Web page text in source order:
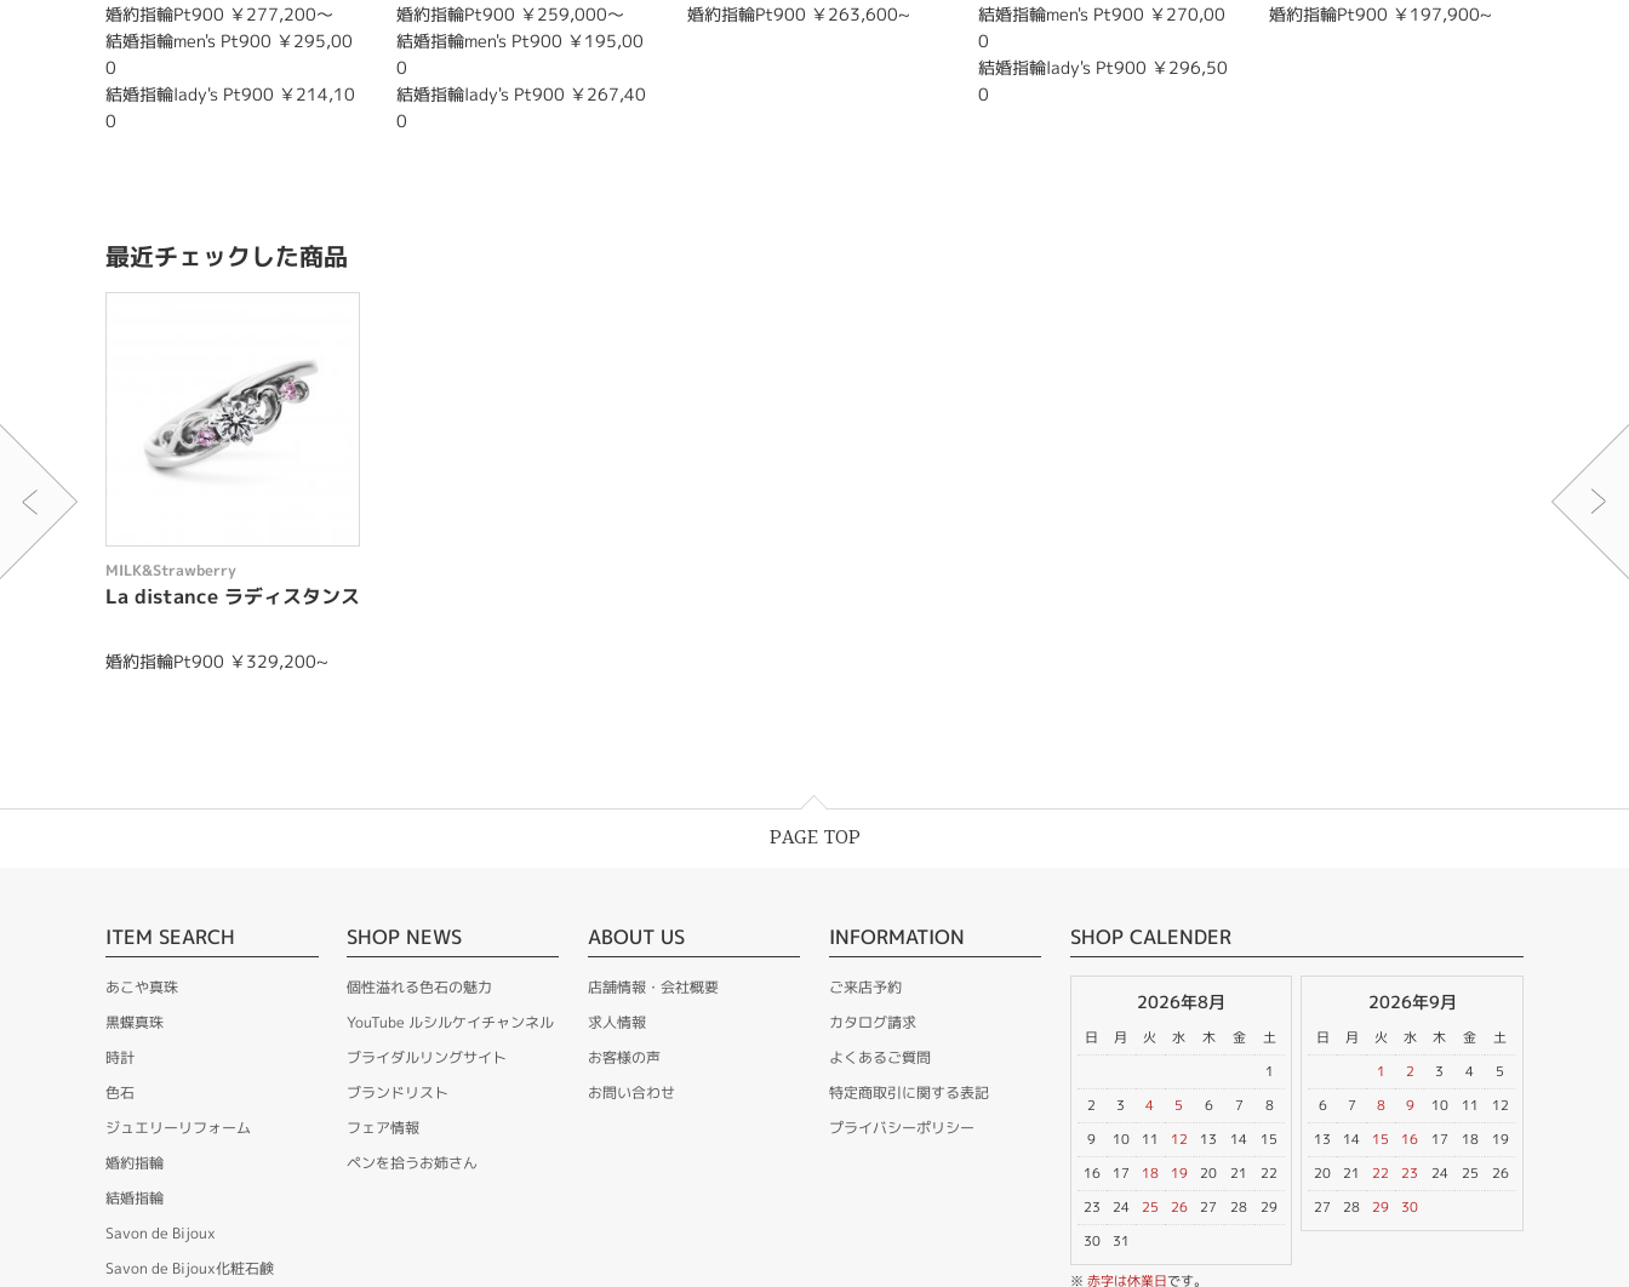
婚約指輪Pt900 ￥277,200〜
結婚指輪men's Pt900 ￥295,00
0
結婚指輪lady's Pt900 ￥214,10
0
婚約指輪Pt900 ￥259,000〜
結婚指輪men's Pt900 ￥195,00
0
結婚指輪lady's Pt900 ￥267,40
0
婚約指輪Pt900 ￥263,600~
結婚指輪men's Pt900 ￥270,00
0
結婚指輪lady's Pt900 ￥296,50
0
婚約指輪Pt900 ￥197,900~
最近チェックした商品
MILK&Strawberry
La distance ラディスタンス
婚約指輪Pt900 ￥329,200~
PAGE TOP
ITEM SEARCH
あこや真珠
黒蝶真珠
時計
色石
ジュエリーリフォーム
婚約指輪
結婚指輪
Savon de Bijoux
Savon de Bijoux化粧石鹸
SHOP NEWS
個性溢れる色石の魅力
YouTube ルシルケイチャンネル
ブライダルリングサイト
ブランドリスト
フェア情報
ペンを拾うお姉さん
ABOUT US
店舗情報・会社概要
求人情報
お客様の声
お問い合わせ
INFORMATION
ご来店予約
カタログ請求
よくあるご質問
特定商取引に関する表記
プライバシーポリシー
SHOP CALENDER
2026年8月
日 月 火 水 木 金
土
1
2
3 4 5 6 7
8
9
10 11 12 13 14
15
16
17 18 19 20 21
22
23
24 25 26 27 28
29
30
31
2026年9月
日 月 火 水 木 金
土
1
2 3 4
5
6
7 8 9 10 11
12
13
14 15 16 17 18
19
20
21 22 23 24 25
26
27
28 29 30
※ 赤字は休業日です。